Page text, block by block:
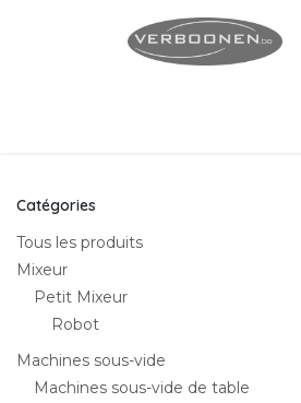
Catégories
Tous les produits
Mixeur
Petit Mixeur
Robot
Machines sous-vide
Machines sous-vide de table